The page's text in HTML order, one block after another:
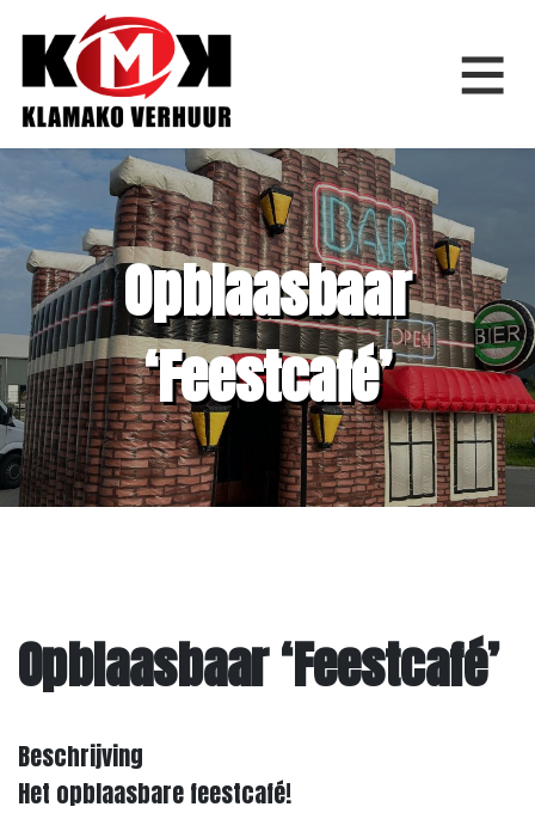
Home
Springkussens
Feestfiguren
Feestartikelen
Contact
Opblaasbaar
‘Feestcafé’
Opblaasbaar ‘Feestcafé’
Beschrijving
Het opblaasbare feestcafé!